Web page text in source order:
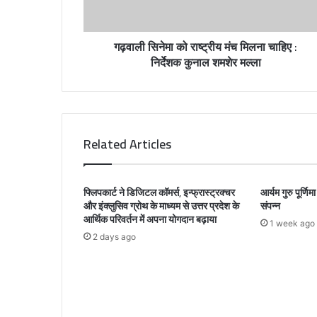
r
गढ़वाली सिनेमा को राष्ट्रीय मंच मिलना चाहिए :
निर्देशक कुनाल शमशेर मल्ला
Related Articles
फ्लिपकार्ट ने डिजिटल कॉमर्स, इन्फ्रास्ट्रक्चर
और इंक्लुसिव ग्रोथ के माध्यम से उत्तर प्रदेश के
आर्थिक परिवर्तन में अपना योगदान बढ़ाया
2 days ago
आर्यम गुरु
संपन्न
1 week ago